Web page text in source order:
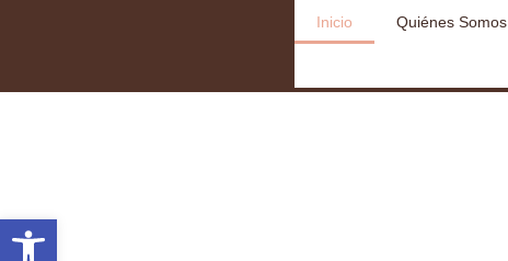
Abrir barra de herramientas
Inicio Quiénes Somos